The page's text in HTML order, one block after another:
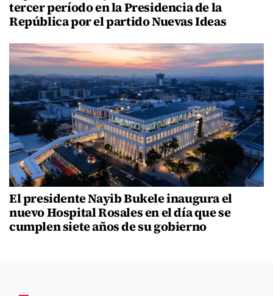
tercer período en la Presidencia de la
República por el partido Nuevas Ideas
El presidente Nayib Bukele inaugura el
nuevo Hospital Rosales en el día que se
cumplen siete años de su gobierno